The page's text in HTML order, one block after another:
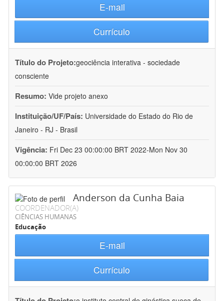
E-mail
Currículo
Título do Projeto:geociência interativa - sociedade
consciente
Resumo: Vide projeto anexo
Instituição/UF/País: Universidade do Estado do Rio de
Janeiro - RJ - Brasil
Vigência: Fri Dec 23 00:00:00 BRT 2022-Mon Nov 30
00:00:00 BRT 2026
Anderson da Cunha Baia
COORDENADOR(A)
CIÊNCIAS HUMANAS
Educação
E-mail
Currículo